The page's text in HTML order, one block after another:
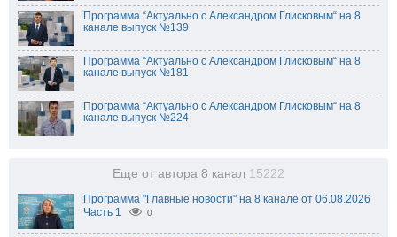
Программа “Актуально с Александром Глисковым“ на 8
канале выпуск №139
Программа “Актуально с Александром Глисковым“ на 8
канале выпуск №181
Программа “Актуально с Александром Глисковым“ на 8
канале выпуск №224
Еще от автора 8 канал 15222
Программа "Главные новости" на 8 канале от 06.08.2026
Часть 1
0